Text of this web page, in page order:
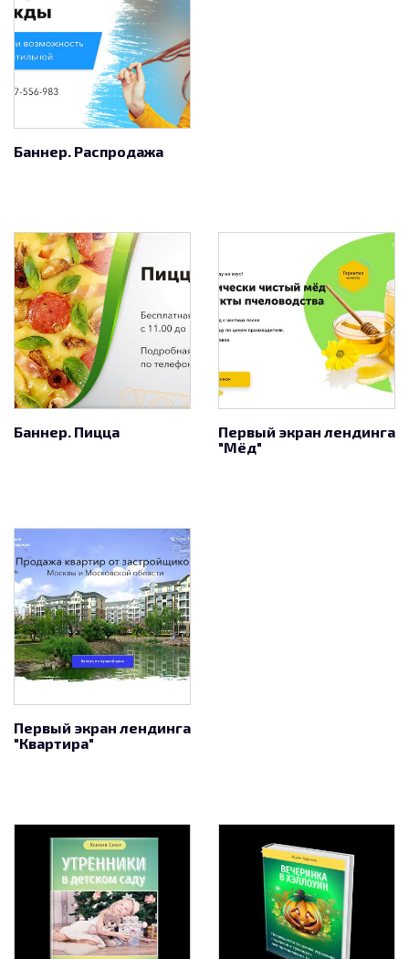
Баннер. Распродажа
Баннер. Пицца
Первый экран лендинга
"Мёд"
Первый экран лендинга
"Квартира"